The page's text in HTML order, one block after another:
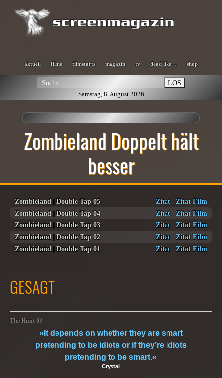
aktuell filme filmstarts magazin tv dead like… shop
LOS
Samstag, 8. August 2026
Zombieland Doppelt hält
besser
Zombieland | Double Tap 05 Zitat | Zitat Film
Zombieland | Double Tap 04
Zitat | Zitat Film
Zombieland | Double Tap 03
Zitat | Zitat Film
Zombieland | Double Tap 02
Zitat | Zitat Film
Zombieland | Double Tap 01
Zitat | Zitat Film
GESAGT
The Hunt 03
»It depends on whether they are smart
pretending to be idiots or if they’re idiots
pretending to be smart.«
Crystal